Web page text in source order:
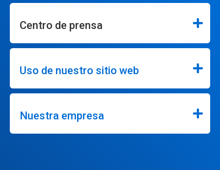
Centro de prensa
Uso de nuestro sitio web
Nuestra empresa